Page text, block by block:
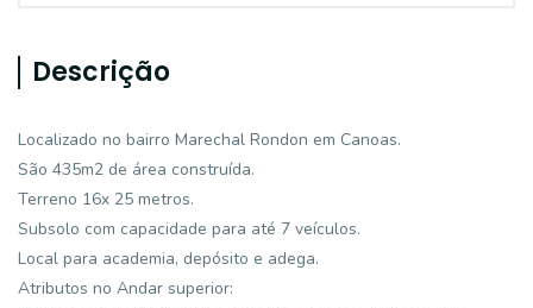
Descrição
Localizado no bairro Marechal Rondon em Canoas.
São 435m2 de área construída.
Terreno 16x 25 metros.
Subsolo com capacidade para até 7 veículos.
Local para academia, depósito e adega.
Atributos no Andar superior: